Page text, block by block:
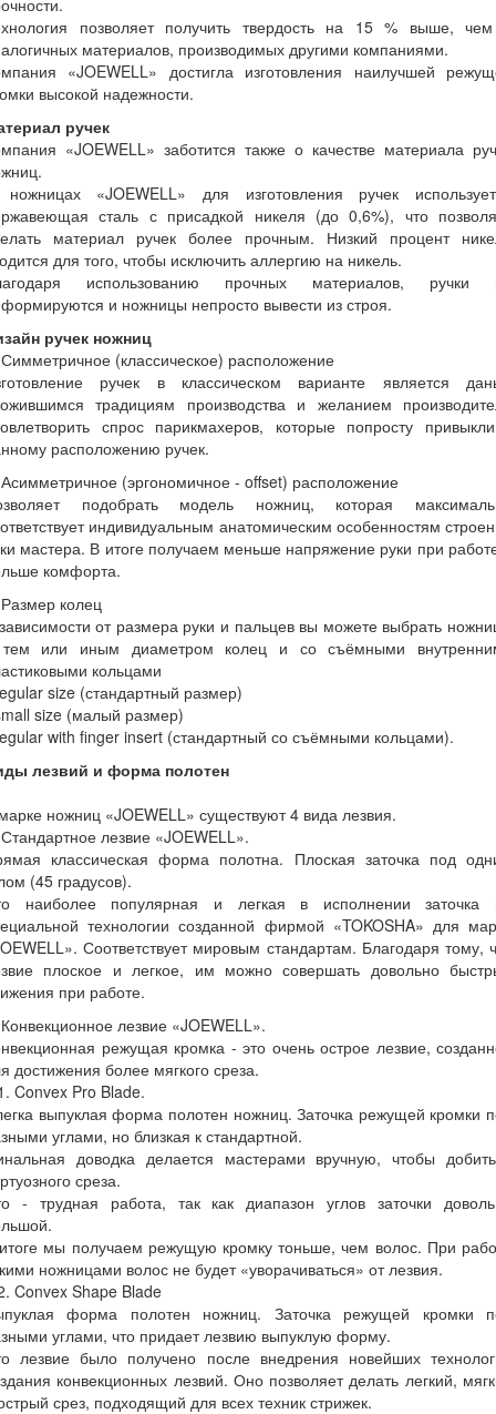
позволяет получить твердость на 15 % выше,
материалов, производимых другими компаниями.
«JOEWELL» достигла изготовления наилучшей
высокой надежности.
ручек
«JOEWELL» заботится также о качестве материала
«JOEWELL» для изготовления ручек
сталь с присадкой никеля (до 0,6%), что
материал ручек более прочным. Низкий процент
для того, чтобы исключить аллергию на никель.
использованию прочных материалов, ручки
и ножницы непросто вывести из строя.
ручек ножниц
(классическое) расположение
ручек в классическом варианте является
традициям производства и желанием
спрос парикмахеров, которые попросту
расположению ручек.
(эргономичное - offset) расположение
подобрать модель ножниц, которая
индивидуальным анатомическим особенностям
мастера. В итоге получаем меньше напряжение руки при
комфорта.
колец
от размера руки и пальцев вы можете выбрать
или иным диаметром колец и со съёмными
кольцами
size (стандартный размер)
size (малый размер)
with finger insert (стандартный со съёмными кольцами).
лезвий и форма полотен
ножниц «JOEWELL» существуют 4 вида лезвия.
лезвие «JOEWELL».
классическая форма полотна. Плоская заточка под
(45 градусов).
наиболее популярная и легкая в исполнении заточка
технологии созданной фирмой «TOKOSHA» для
Соответствует мировым стандартам. Благодаря тому,
плоское и легкое, им можно совершать довольно
при работе.
лезвие «JOEWELL».
режущая кромка - это очень острое лезвие,
достижения более мягкого среза.
Convex Pro Blade.
выпуклая форма полотен ножниц. Заточка режущей кромки
углами, но близкая к стандартной.
доводка делается мастерами вручную, чтобы
среза.
- трудная работа, так как диапазон углов заточки
мы получаем режущую кромку тоньше, чем волос. При
ножницами волос не будет «уворачиваться» от лезвия.
Convex Shape Blade
форма полотен ножниц. Заточка режущей кромки
углами, что придает лезвию выпуклую форму.
лезвие было получено после внедрения новейших
конвекционных лезвий. Оно позволяет делать легкий,
срез, подходящий для всех техник стрижек.